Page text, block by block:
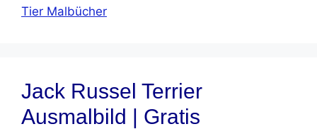
Tier Malbücher
Jack Russel Terrier
Ausmalbild | Gratis